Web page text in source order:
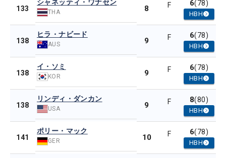
133
シャネッティ・ワナセン
THA 8 F 6(78)
HBH
138
ヒラ・ナビード
AUS 9 F 6(78)
HBH
138
イ・ソミ
KOR 9 F 6(78)
HBH
138
リンディ・ダンカン
USA 9 F 8(80)
HBH
141
ポリー・マック
GER 10 F 6(78)
HBH